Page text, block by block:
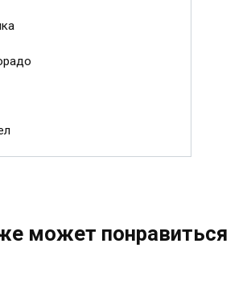
может понравиться